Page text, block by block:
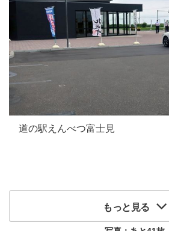
道の駅えんべつ富士見
もっと見る